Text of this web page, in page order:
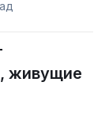
«рос
план -
живущие